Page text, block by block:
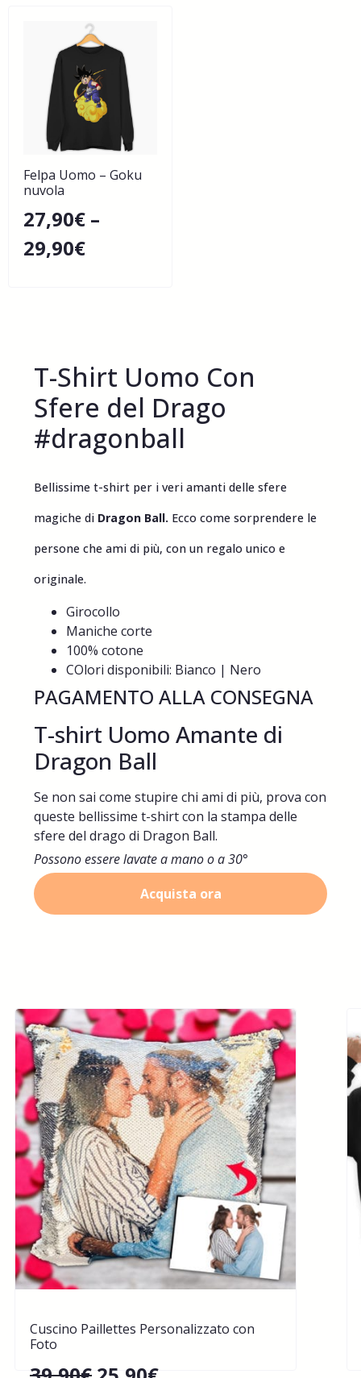
Felpa Uomo – Goku
nuvola
27,90€ –
29,90€
T-Shirt Uomo Con
Sfere del Drago
#dragonball
Bellissime t-shirt per i veri amanti delle sfere
magiche di Dragon Ball. Ecco come sorprendere le
persone che ami di più, con un regalo unico e
originale.
Girocollo
Maniche corte
100% cotone
COlori disponibili: Bianco | Nero
PAGAMENTO ALLA CONSEGNA
T-shirt Uomo Amante di
Dragon Ball
Se non sai come stupire chi ami di più, prova con
queste bellissime t-shirt con la stampa delle
sfere del drago di Dragon Ball.
Possono essere lavate a mano o a 30°
Acquista ora
Cuscino Paillettes Personalizzato con
Foto